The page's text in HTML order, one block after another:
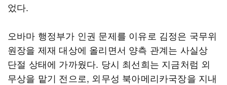
었다.
오바마 행정부가 인권 문제를 이유로 김정은 국무위
원장을 제재 대상에 올리면서 양측 관계는 사실상
단절 상태에 가까웠다. 당시 최선희는 지금처럼 외
무상을 맡기 전으로, 외무성 북아메리카국장을 지내